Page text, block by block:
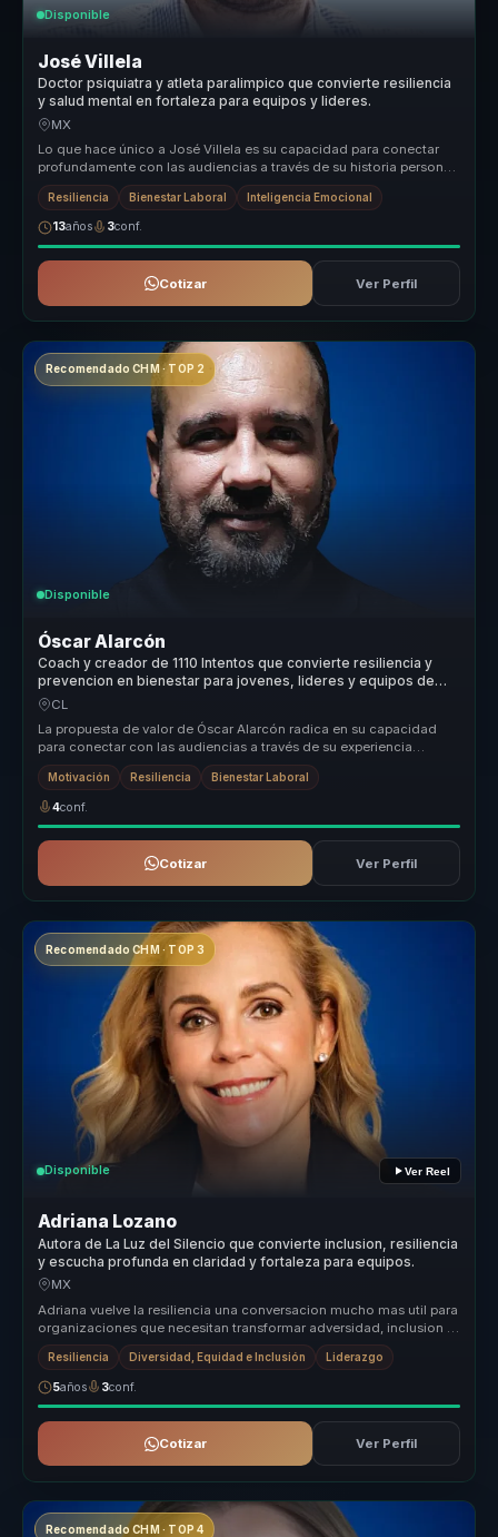
Disponible
José Villela
Doctor psiquiatra y atleta paralimpico que convierte resiliencia
y salud mental en fortaleza para equipos y lideres.
MX
Lo que hace único a José Villela es su capacidad para conectar
profundamente con las audiencias a través de su historia personal
de super...
Resiliencia Bienestar Laboral Inteligencia Emocional
13años 3conf.
Cotizar Ver Perfil
Recomendado CHM · TOP 2
Disponible
Óscar Alarcón
Coach y creador de 1110 Intentos que convierte resiliencia y
prevencion en bienestar para jovenes, lideres y equipos de
trabajo.
CL
La propuesta de valor de Óscar Alarcón radica en su capacidad
para conectar con las audiencias a través de su experiencia
personal y su e...
Motivación Resiliencia Bienestar Laboral
4conf.
Cotizar Ver Perfil
Recomendado CHM · TOP 3
Disponible Ver Reel
Adriana Lozano
Autora de La Luz del Silencio que convierte inclusion, resiliencia
y escucha profunda en claridad y fortaleza para equipos.
MX
Adriana vuelve la resiliencia una conversacion mucho mas util para
organizaciones que necesitan transformar adversidad, inclusion y
forta...
Resiliencia Diversidad, Equidad e Inclusión Liderazgo
5años 3conf.
Cotizar Ver Perfil
Recomendado CHM · TOP 4